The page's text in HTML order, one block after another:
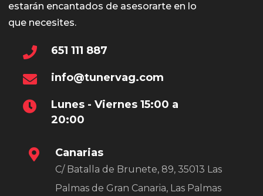
estarán encantados de asesorarte en lo
que necesites.
651 111 887
info@tunervag.com
Lunes - Viernes 15:00 a
20:00
Canarias
C/ Batalla de Brunete, 89, 35013 Las
Palmas de Gran Canaria, Las Palmas